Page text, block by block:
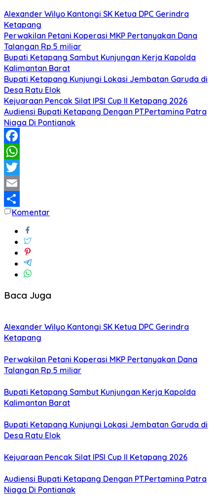
Alexander Wilyo Kantongi SK Ketua DPC Gerindra
Ketapang
Perwakilan Petani Koperasi MKP Pertanyakan Dana
Talangan Rp.5 miliar
Bupati Ketapang Sambut Kunjungan Kerja Kapolda
Kalimantan Barat
Bupati Ketapang Kunjungi Lokasi Jembatan Garuda di
Desa Ratu Elok
Kejuaraan Pencak Silat IPSI Cup II Ketapang 2026
Audiensi Bupati Ketapang Dengan PT.Pertamina Patra
Niaga Di Pontianak
Facebook
WhatsApp
Twitter
Email
Share
Komentar
Baca Juga
Alexander Wilyo Kantongi SK Ketua DPC Gerindra
Ketapang
Perwakilan Petani Koperasi MKP Pertanyakan Dana
Talangan Rp.5 miliar
Bupati Ketapang Sambut Kunjungan Kerja Kapolda
Kalimantan Barat
Bupati Ketapang Kunjungi Lokasi Jembatan Garuda di
Desa Ratu Elok
Kejuaraan Pencak Silat IPSI Cup II Ketapang 2026
Audiensi Bupati Ketapang Dengan PT.Pertamina Patra
Niaga Di Pontianak